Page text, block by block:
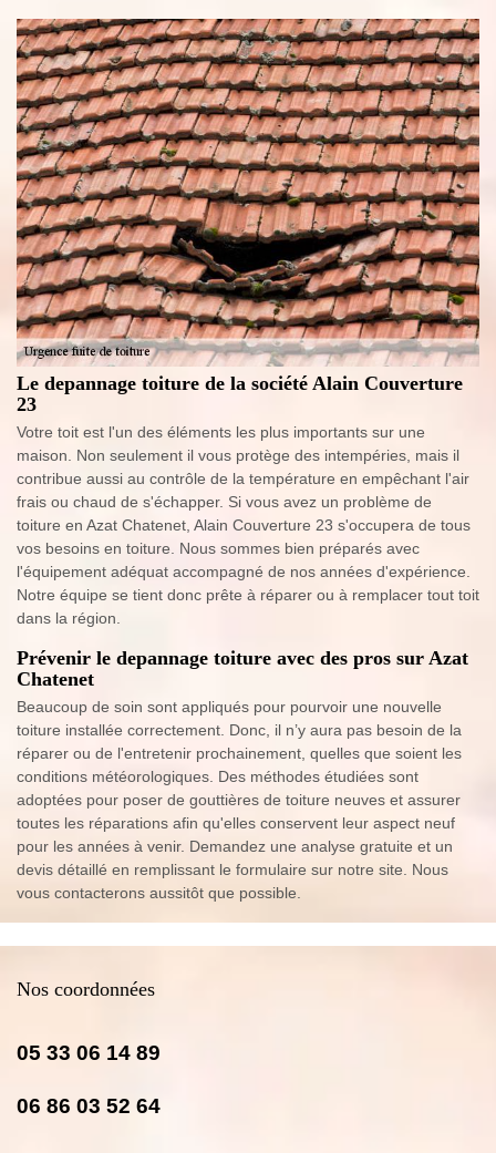
Le depannage toiture de la société Alain Couverture
23
Votre toit est l'un des éléments les plus importants sur une
maison. Non seulement il vous protège des intempéries, mais il
contribue aussi au contrôle de la température en empêchant l'air
frais ou chaud de s'échapper. Si vous avez un problème de
toiture en Azat Chatenet, Alain Couverture 23 s'occupera de tous
vos besoins en toiture. Nous sommes bien préparés avec
l'équipement adéquat accompagné de nos années d'expérience.
Notre équipe se tient donc prête à réparer ou à remplacer tout toit
dans la région.
Prévenir le depannage toiture avec des pros sur Azat
Chatenet
Beaucoup de soin sont appliqués pour pourvoir une nouvelle
toiture installée correctement. Donc, il n’y aura pas besoin de la
réparer ou de l'entretenir prochainement, quelles que soient les
conditions météorologiques. Des méthodes étudiées sont
adoptées pour poser de gouttières de toiture neuves et assurer
toutes les réparations afin qu'elles conservent leur aspect neuf
pour les années à venir. Demandez une analyse gratuite et un
devis détaillé en remplissant le formulaire sur notre site. Nous
vous contacterons aussitôt que possible.
Nos coordonnées
05 33 06 14 89
06 86 03 52 64